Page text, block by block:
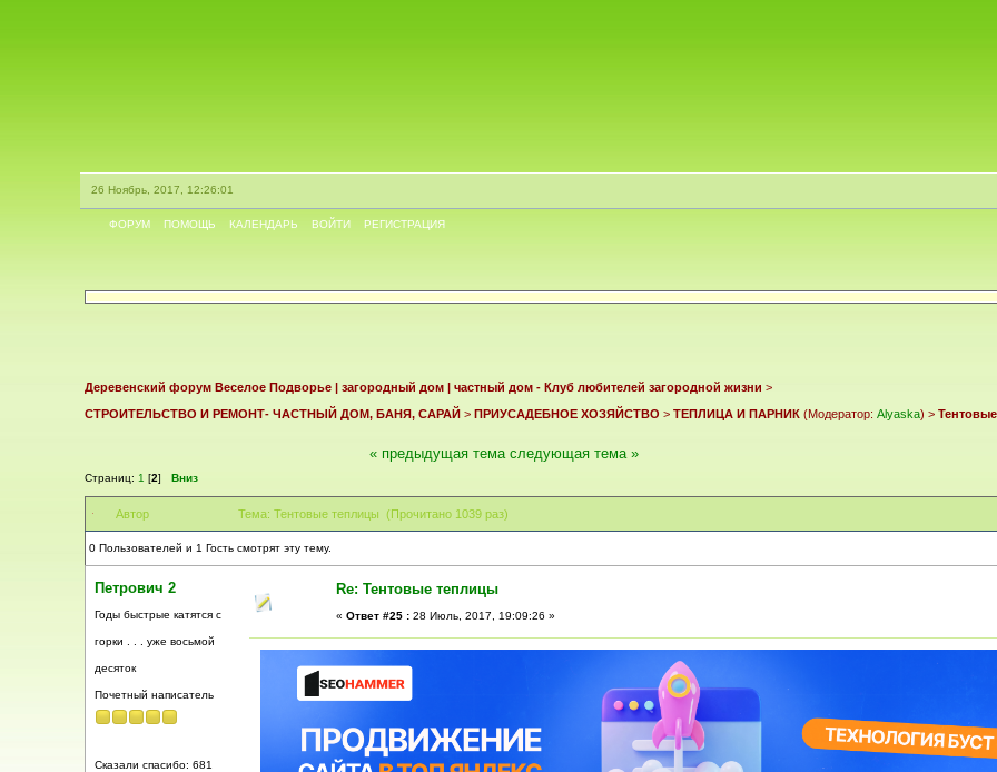
26 Ноябрь, 2017, 12:26:01
ФОРУМ ПОМОЩЬ КАЛЕНДАРЬ ВОЙТИ РЕГИСТРАЦИЯ
Деревенский форум Веселое Подворье | загородный дом | частный дом - Клуб любителей загородной жизни >
СТРОИТЕЛЬСТВО И РЕМОНТ- ЧАСТНЫЙ ДОМ, БАНЯ, САРАЙ > ПРИУСАДЕБНОЕ ХОЗЯЙСТВО > ТЕПЛИЦА И ПАРНИК (Модератор: Alyaska) >
Страниц: 1 [2] Вниз
« предыдущая тема следующая тема »
Автор Тема: Тентовые теплицы (Прочитано 1039 раз)
0 Пользователей и 1 Гость смотрят эту тему.
Петрович 2
Годы быстрые катятся с
горки . . . уже восьмой
десяток
Почетный написатель
Сказали спасибо: 681
Re: Тентовые теплицы
« Ответ #25 : 28 Июль, 2017, 19:09:26 »